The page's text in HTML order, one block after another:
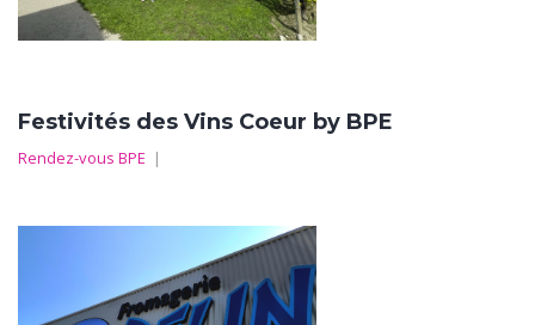
Festivités des Vins Coeur by BPE
Rendez-vous BPE |